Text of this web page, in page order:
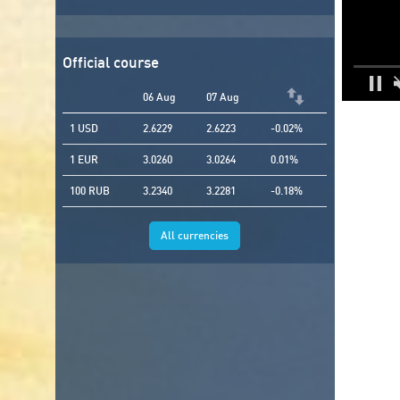
Official course
06 Aug 07 Aug
1 USD 2.6229 2.6223 -0.02%
1 EUR 3.0260 3.0264 0.01%
100 RUB 3.2340 3.2281 -0.18%
All currencies